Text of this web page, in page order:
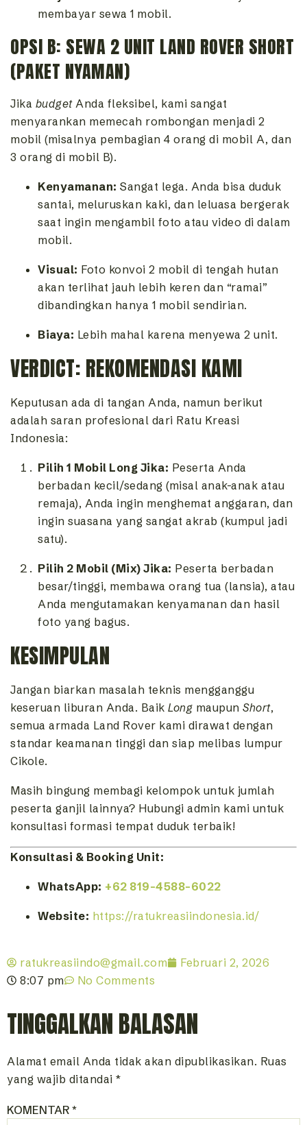
membayar sewa 1 mobil.
OPSI B: SEWA 2 UNIT LAND ROVER SHORT
(PAKET NYAMAN)
Jika budgetAnda fleksibel, kami sangat
menyarankan memecah rombongan menjadi 2
mobil (misalnya pembagian 4 orang di mobil A, dan
3 orang di mobil B).
Kenyamanan: Sangat lega. Anda bisa duduk
santai, meluruskan kaki, dan leluasa bergerak
saat ingin mengambil foto atau video di dalam
mobil.
Visual: Foto konvoi 2 mobil di tengah hutan
akan terlihat jauh lebih keren dan “ramai”
dibandingkan hanya 1 mobil sendirian.
Biaya: Lebih mahal karena menyewa 2 unit.
VERDICT: REKOMENDASI KAMI
Keputusan ada di tangan Anda, namun berikut
adalah saran profesional dari Ratu Kreasi
Indonesia:
Pilih 1 Mobil Long Jika: Peserta Anda
berbadan kecil/sedang (misal anak-anak atau
remaja), Anda ingin menghemat anggaran, dan
ingin suasana yang sangat akrab (kumpul jadi
satu).
Pilih 2 Mobil (Mix) Jika: Peserta berbadan
besar/tinggi, membawa orang tua (lansia), atau
Anda mengutamakan kenyamanan dan hasil
foto yang bagus.
KESIMPULAN
Jangan biarkan masalah teknis mengganggu
keseruan liburan Anda. Baik Long maupun Short,
semua armada Land Rover kami dirawat dengan
standar keamanan tinggi dan siap melibas lumpur
Cikole.
Masih bingung membagi kelompok untuk jumlah
peserta ganjil lainnya? Hubungi admin kami untuk
konsultasi formasi tempat duduk terbaik!
Konsultasi & Booking Unit:
WhatsApp: +62 819-4588-6022
Website: https://ratukreasiindonesia.id/
ratukreasiindo@gmail.com
Februari 2, 2026
8:07 pm
No Comments
TINGGALKAN BALASAN
Alamat email Anda tidak akan dipublikasikan. Ruas
yang wajib ditandai *
KOMENTAR*